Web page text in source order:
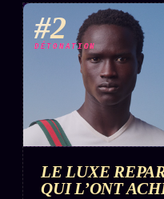
#2
DÉTONATION
LE LUXE
QUI L’ONT